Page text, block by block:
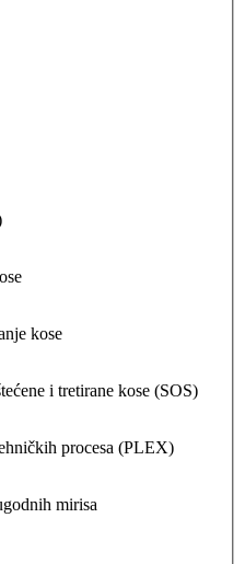
kose
i tretirane kose (SOS)
procesa (PLEX)
mirisa